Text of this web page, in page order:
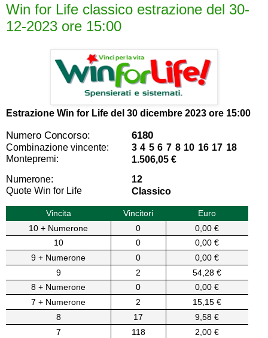
Win for Life classico estrazione del 30-
12-2023 ore 15:00
Estrazione Win for Life del 30 dicembre 2023 ore 15:00
Numero Concorso: 6180
Combinazione vincente:
3 4 5 6 7 8 10 16 17 18
Montepremi:
1.506,05 €
Numerone:
12
Quote Win for Life
Classico
Vincita Vincitori
Euro
10 + Numerone
0
0,00 €
10
0
0,00 €
9 + Numerone
0
0,00 €
9
2
54,28 €
8 + Numerone
0
0,00 €
7 + Numerone
2
15,15 €
8
17
9,58 €
7
118
2,00 €